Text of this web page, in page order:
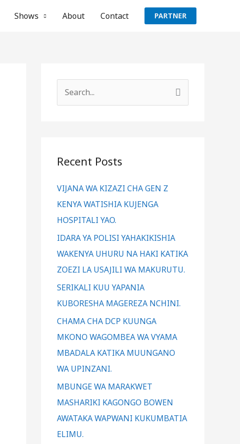
Shows About Contact PARTNER
c
f
o
r
:
Recent Posts
VIJANA WA KIZAZI CHA GEN Z
KENYA WATISHIA KUJENGA
HOSPITALI YAO.
IDARA YA POLISI YAHAKIKISHIA
WAKENYA UHURU NA HAKI KATIKA
ZOEZI LA USAJILI WA MAKURUTU.
SERIKALI KUU YAPANIA
KUBORESHA MAGEREZA NCHINI.
CHAMA CHA DCP KUUNGA
MKONO WAGOMBEA WA VYAMA
MBADALA KATIKA MUUNGANO
WA UPINZANI.
MBUNGE WA MARAKWET
MASHARIKI KAGONGO BOWEN
AWATAKA WAPWANI KUKUMBATIA
ELIMU.